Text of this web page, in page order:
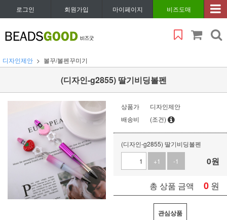
로그인 회원가입 마이페이지 비즈도매
디자인제안 볼꾸/볼펜꾸미기
(디자인-g2855) 딸기비딩볼펜
상품가
디자인제안
배송비
(조건)
(디자인-g2855) 딸기비딩볼펜
+1
-1 0원
총 상품 금액 0 원
관심상품